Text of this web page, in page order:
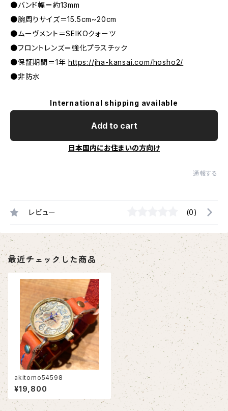
●バンド幅＝約13mm
●腕周りサイズ＝15.5cm~20cm
●ムーヴメント＝SEIKOクォーツ
●フロントレンズ＝強化プラスチック
●保証期間＝1年https://jha-kansai.com/hosho2/
●非防水
International shipping available
Add to cart
日本国内にお住まいの方向け
通報する
レビュー (0)
最近チェックした商品
akitomo54598
¥19,800